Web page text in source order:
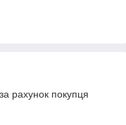
рахунок покупця